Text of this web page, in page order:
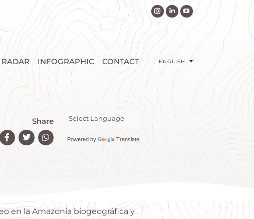
For a holistic view of Amazonia
RADAR INFOGRAPHIC CONTACT ENGLISH
Share
Powered by Translate
en la Amazonía biogeográfica y